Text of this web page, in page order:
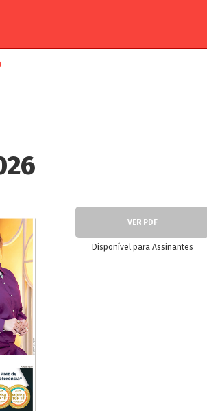
VER PDF
Disponível para Assinantes